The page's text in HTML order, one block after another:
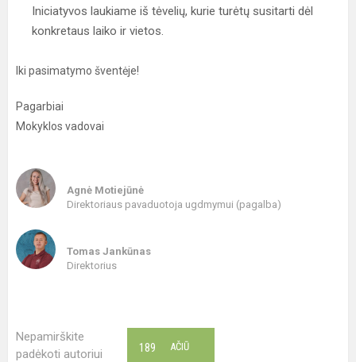
Iniciatyvos laukiame iš tėvelių, kurie turėtų susitarti dėl
konkretaus laiko ir vietos.
Iki pasimatymo šventėje!
Pagarbiai
Mokyklos vadovai
Agnė Motiejūnė
Direktoriaus pavaduotoja ugdmymui (pagalba)
Tomas Jankūnas
Direktorius
Nepamirškite
padėkoti autoriui
AČIŪ
189